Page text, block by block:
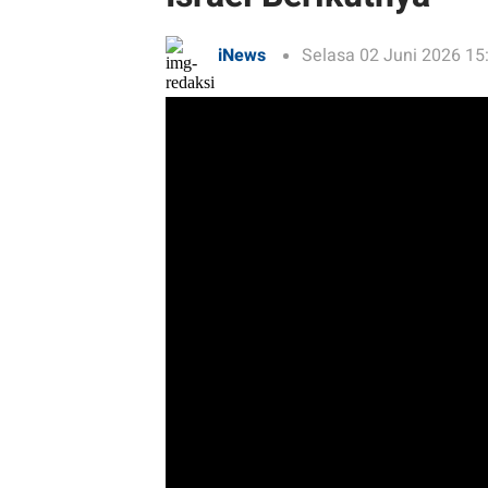
iNews Selasa 02 Juni 2026